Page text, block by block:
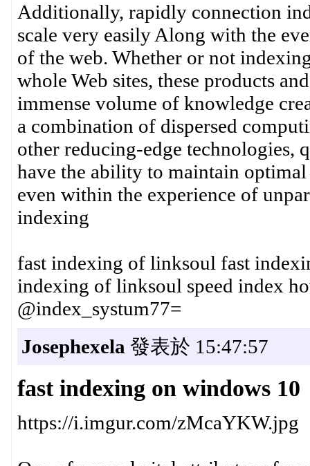
Additionally, rapidly connection
scale very easily Along with the
of the web. Whether or not
whole Web sites, these products
immense volume of knowledge
a combination of dispersed
other reducing-edge
have the ability to maintain
even within the experience of
indexing
fast indexing of linksoul fast
indexing of linksoul speed index
@index_systum77=
Josephexela 發表於 15:47:57
fast indexing on windows 10
https://i.imgur.com/zMcaYKW.jpg